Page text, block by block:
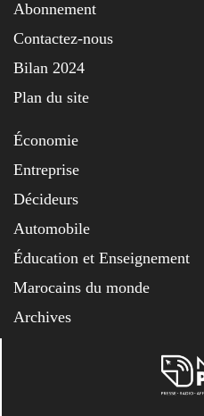
Abonnement
Contactez-nous
Bilan 2024
Plan du site
Économie
Entreprise
Décideurs
Automobile
Éducation et Enseignement
Marocains du monde
Archives